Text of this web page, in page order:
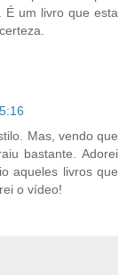
É um livro que esta
Mas, vendo que
bastante. Adorei
aqueles livros que
o vídeo!